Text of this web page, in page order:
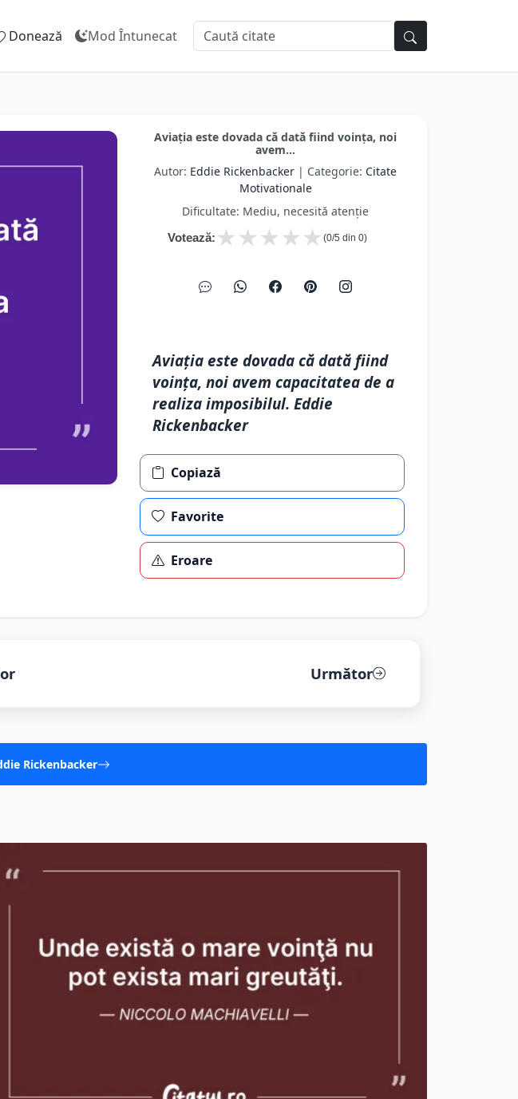
Donează Mod Întunecat
Aviaţia este dovada că dată fiind voinţa, noi
avem...
Autor: Eddie Rickenbacker | Categorie: Citate
Motivationale
Dificultate: Mediu, necesită atenție
Votează: ★
★
★
★
★ (0/5 din 0)
Aviaţia este dovada că dată fiind
voinţa, noi avem capacitatea de a
realiza imposibilul. Eddie
Rickenbacker
Copiază
Favorite
Eroare
Următor
Rickenbacker